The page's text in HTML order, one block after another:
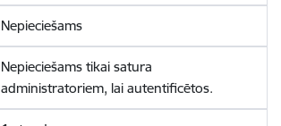
Nepieciešams
Nepieciešams tikai satura
administratoriem, lai autentificētos.